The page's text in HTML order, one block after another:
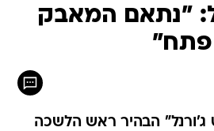
"נתאם המאבק
פתח"
ג'ורנל" הבהיר ראש הלשכה